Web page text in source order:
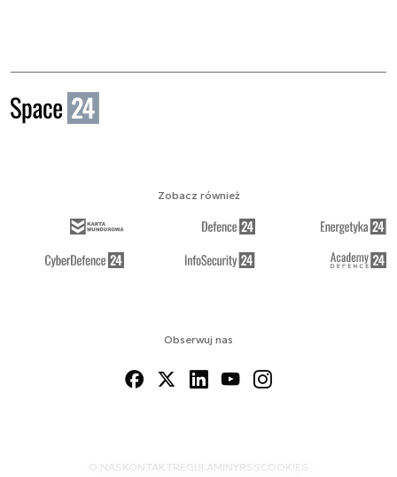
Obserwuj nas
O NAS KONTAKTREGULAMINYRSS COOKIES
Zobacz również